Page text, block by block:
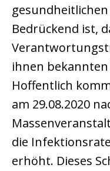
Bedrückend ist,
ihnen
Hoffentlich
am 29.08.2020
die
erhöht. Dieses